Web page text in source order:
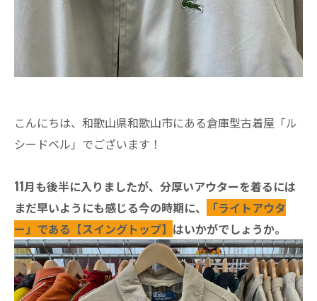
こんにちは、和歌山県和歌山市にある倉庫型古着屋「ル
シードベル」でございます！
11月も後半に入りましたが、分厚いアウターを着るには
まだ早いようにも感じる今の時期に、
「ライトアウタ
ー」である【スイングトップ】 はいかがでしょうか。